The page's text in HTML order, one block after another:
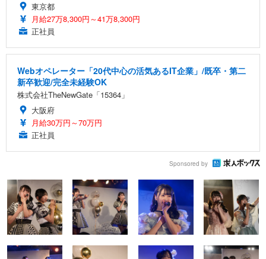
東京都
月給27万8,300円～41万8,300円
正社員
Webオペレーター「20代中心の活気あるIT企業」/既卒・第二
新卒歓迎/完全未経験OK
株式会社TheNewGate「15364」
大阪府
月給30万円～70万円
正社員
Sponsored by